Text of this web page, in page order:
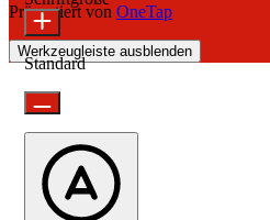
Präsentiert von OneTap
Werkzeugleiste ausblenden
Standard